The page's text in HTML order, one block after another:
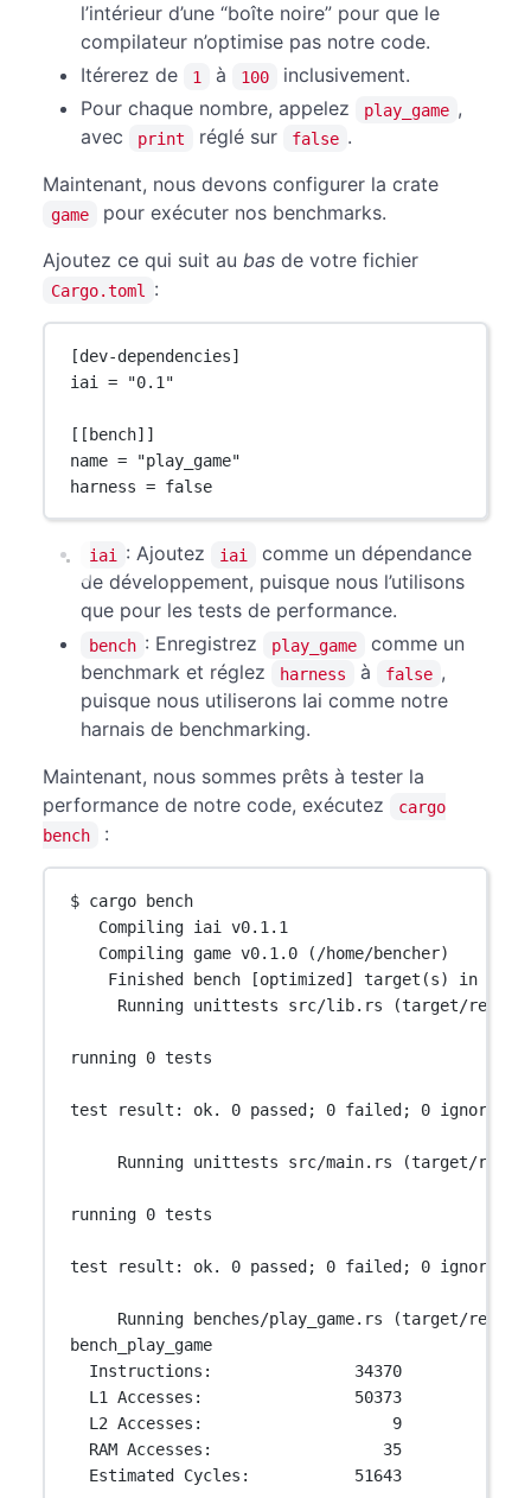
l’intérieur d’une “boîte noire” pour que le
compilateur n’optimise pas notre code.
Itérerez de
1 à 100
inclusivement.
Pour chaque nombre, appelez
play_game ,
avec
print réglé sur false .
Maintenant, nous devons configurer la crate
game
pour exécuter nos benchmarks.
Ajoutez ce qui suit au bas de votre fichier
Cargo.toml :
[dev-dependencies]
iai =
"0.1"
[[ bench]]
name =
"play_game"
harness = false
iai : Ajoutez iai
comme un dépendance
de développement, puisque nous l’utilisons
que pour les tests de performance.
bench : Enregistrez play_game
comme un
benchmark et réglez
harness à false ,
puisque nous utiliserons Iai comme notre
harnais de benchmarking.
Maintenant, nous sommes prêts à tester la
performance de notre code, exécutez
cargo
bench
:
$ cargo bench
Compiling iai v0.1.1
Compiling game v0.1.0 (/home/bencher)
Finished bench [optimized] target(s) in
Running unittests src/lib.rs (target/release/
running 0 tests
test result: ok. 0 passed; 0 failed; 0 ignored;
Running unittests src/main.rs (target/release/
running 0 tests
test result: ok. 0 passed; 0 failed; 0 ignored;
Running benches/play_game.rs (target/
bench_play_game
Instructions:               34370
L1 Accesses:                50373
L2 Accesses:                    9
RAM Accesses:                  35
Estimated Cycles:           51643